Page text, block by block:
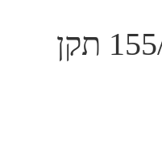
מכסה רשת 155/60 תקן